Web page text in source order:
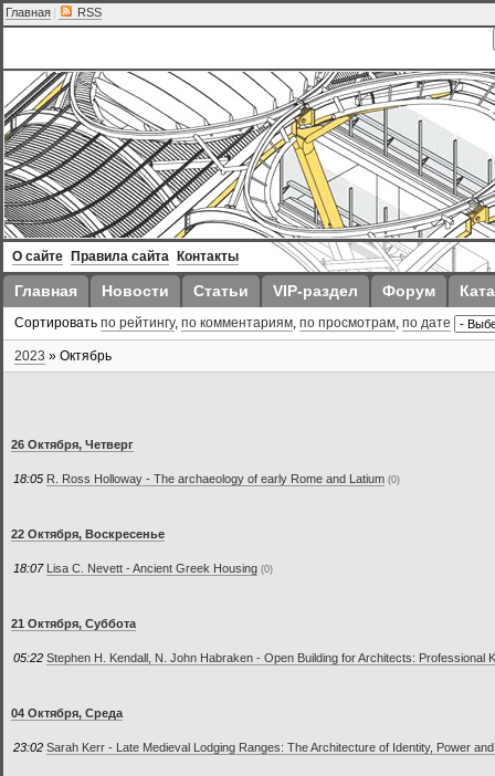
Главная | RSS
О сайте Правила сайта Контакты
Главная Новости Статьи VIP-раздел Форум
Сортировать по рейтингу, по комментариям, по просмотрам, по дате
2023 » Октябрь
26 Октября, Четверг
18:05 R. Ross Holloway - The archaeology of early Rome and Latium (0)
22 Октября, Воскресенье
18:07 Lisa C. Nevett - Ancient Greek Housing (0)
21 Октября, Суббота
05:22 Stephen H. Kendall, N. John Habraken - Open Building for Architects: Professional
04 Октября, Среда
23:02 Sarah Kerr - Late Medieval Lodging Ranges: The Architecture of Identity, Power